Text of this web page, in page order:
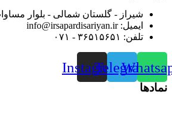
شیراز - گلستان شمالی - بلوار
ایمیل: info@irsapardisariyan.ir
تلفن: ۳۶۵۱۵۶۵۱ - ۰۷۱
Telegram
Instagram
نمادها